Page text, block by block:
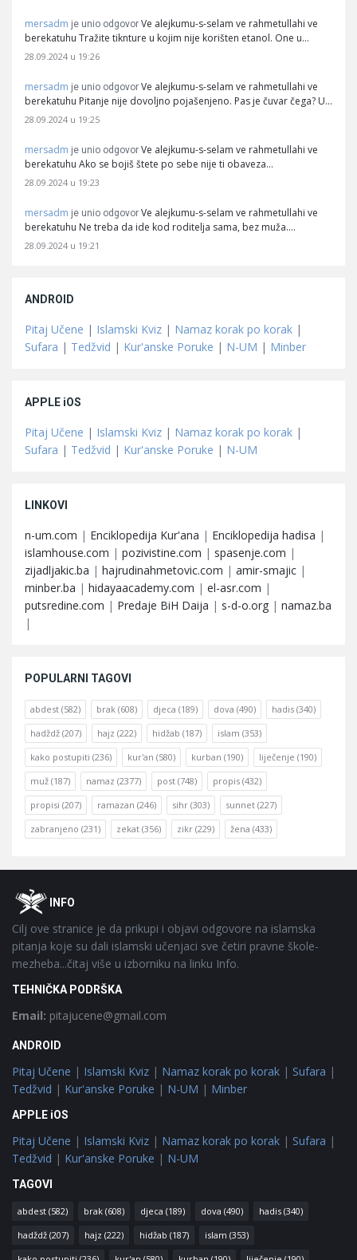
mersadm je unio odgovor Ve alejkumu-s-selam ve rahmetullahi ve
berekatuhu Tražite tiknture u kojim nije korišten etanol. One u…
28.09.2024 u 19:26
mersadm je unio odgovor Ve alejkumu-s-selam ve rahmetullahi ve
berekatuhu Pitanje nije dovoljno pojašenjeno. Pas je čuvar čega? U…
28.09.2024 u 19:25
mersadm je unio odgovor Ve alejkumu-s-selam ve rahmetullahi ve
berekatuhu Ako se bojiš štete po sebe nije ti obaveza…
28.09.2024 u 19:23
mersadm je unio odgovor Ve alejkumu-s-selam ve rahmetullahi ve
berekatuhu Ne treba da ide kod roditelja sama, bez muža.…
28.09.2024 u 19:21
ANDROID
Pitaj Učene | Islamski Kviz | Namaz korak po korak |
Sufara | Tedžvid | Kur'anske Poruke | N-UM | Minber
APPLE iOS
Pitaj Učene | Islamski Kviz | Namaz korak po korak |
Sufara | Tedžvid | Kur'anske Poruke | N-UM
LINKOVI
n-um.com | Enciklopedija Kur'ana | Enciklopedija hadisa |
islamhouse.com | pozivistine.com | spasenje.com |
zijadljakic.ba | hajrudinahmetovic.com | amir-smajic |
minber.ba | hidayaacademy.com | el-asr.com |
putsredine.com | Predaje BiH Daija | s-d-o.org | namaz.ba
|
POPULARNI TAGOVI
abdest (582) brak (608) djeca (189) dova (490) hadis (340)
hadždž (207) hajz (222) hidžab (187) islam (353)
kako postupiti (236) kur'an (580) kurban (190) liječenje (190)
muž (187) namaz (2377) post (748) propis (432)
propisi (207) ramazan (246) sihr (303) sunnet (227)
zabranjeno (231) zekat (356) zikr (229) žena (433)
FooterOINFO
Cilj ove stranice je da prikupi i objavi odgovore na islamska
pitanja koje su dali islamski učenjaci sve četiri pravne škole-
mezheba...čitaj više u izborniku na linku Info.
TEHNIČKA PODRŠKA
Email: pitajucene@gmail.com
ANDROID
Pitaj Učene | Islamski Kviz | Namaz korak po korak | Sufara |
Tedžvid | Kur'anske Poruke | N-UM | Minber
APPLE iOS
Pitaj Učene | Islamski Kviz | Namaz korak po korak | Sufara |
Tedžvid | Kur'anske Poruke | N-UM
TAGOVI
abdest (582) brak (608) djeca (189) dova (490) hadis (340)
hadždž (207) hajz (222) hidžab (187) islam (353)